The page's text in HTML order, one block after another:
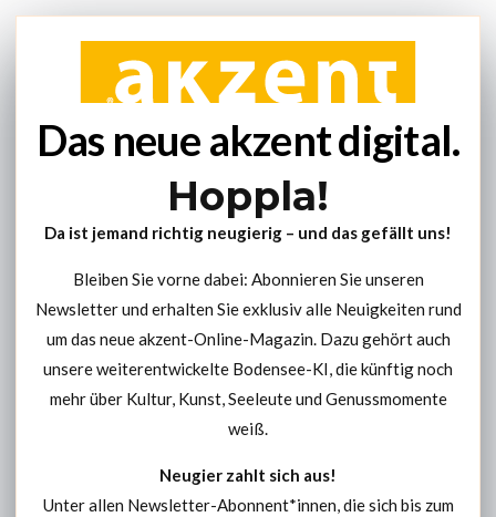
Das neue akzent digital.
Hoppla!
Da ist jemand richtig neugierig – und das gefällt uns!
Bleiben Sie vorne dabei: Abonnieren Sie unseren
Newsletter und erhalten Sie exklusiv alle Neuigkeiten rund
um das neue akzent-Online-Magazin. Dazu gehört auch
unsere weiterentwickelte Bodensee-KI, die künftig noch
mehr über Kultur, Kunst, Seeleute und Genussmomente
weiß.
Neugier zahlt sich aus!
Unter allen Newsletter-Abonnent*innen, die sich bis zum